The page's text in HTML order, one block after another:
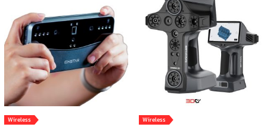
Wireless Wireless